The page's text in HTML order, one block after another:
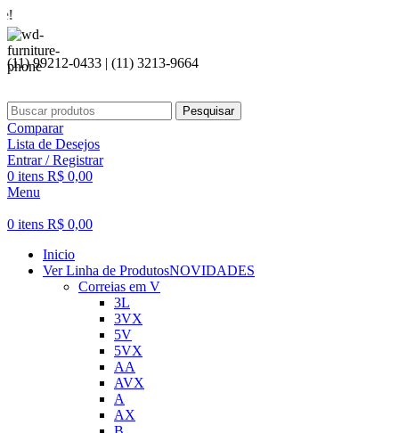
(11) 99212-0433 | (11) 3213-9664
Pesquisar
Comparar
Lista de Desejos
Entrar / Registrar
0 itens R$ 0,00
Menu
0 itens R$ 0,00
Inicio
Ver Linha de ProdutosNOVIDADES
Correias em V
3L
3VX
5V
5VX
AA
AVX
A
AX